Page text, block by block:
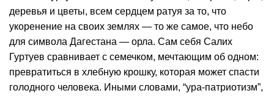
деревья и цветы, всем сердцем ратуя за то, что
укоренение на своих землях — то же самое, что небо
для символа Дагестана — орла. Сам себя Салих
Гуртуев сравнивает с семечком, мечтающим об одном:
превратиться в хлебную крошку, которая может спасти
голодного человека. Иными словами, “ура-патриотизм”,